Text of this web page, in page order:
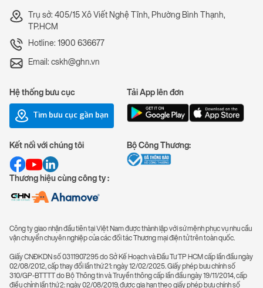
Trụ sở: 405/15 Xô Viết Nghệ Tĩnh, Phường Bình Thạnh,
TP.HCM
Hotline: 1900 636677
Email: cskh@ghn.vn
Hệ thống bưu cục
Tìm bưu cục gần bạn
Tải App lên đơn
Kết nối với chúng tôi
Thương hiệu cùng công ty :
Bộ Công Thương:
Công ty giao nhận đầu tiên tại Việt Nam được thành lập với sứ mệnh phục vụ nhu cầu
vận chuyển chuyên nghiệp của các đối tác Thương mại điện tử trên toàn quốc.
Giấy CNĐKDN số 0311907295 do Sở Kế Hoạch và Đầu Tư TP HCM cấp lần đầu ngày
02/08/2012, cấp thay đổi lần thứ 21: ngày 12/02/2025. Giấy phép bưu chính số
310/GP-BTTTT do Bộ Thông tin và Truyền thông cấp lần đầu ngày 19/11/2014, cấp
điều chỉnh lần thứ 2: ngày 02/08/2019, được gia hạn theo giấy phép bưu chính số